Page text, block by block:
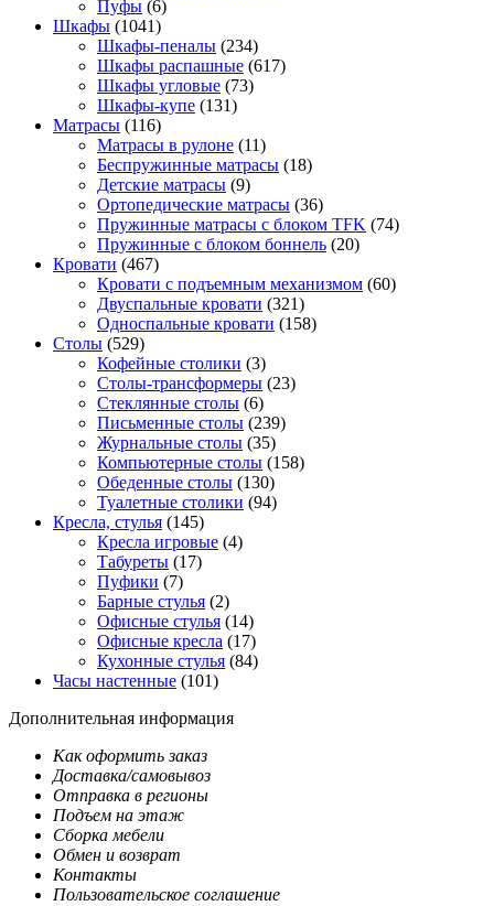
Пуфы (6)
Шкафы (1041)
Шкафы-пеналы (234)
Шкафы распашные (617)
Шкафы угловые (73)
Шкафы-купе (131)
Матрасы (116)
Матрасы в рулоне (11)
Беспружинные матрасы (18)
Детские матрасы (9)
Ортопедические матрасы (36)
Пружинные матрасы с блоком TFK (74)
Пружинные с блоком боннель (20)
Кровати (467)
Кровати с подъемным механизмом (60)
Двуспальные кровати (321)
Односпальные кровати (158)
Столы (529)
Кофейные столики (3)
Столы-трансформеры (23)
Стеклянные столы (6)
Письменные столы (239)
Журнальные столы (35)
Компьютерные столы (158)
Обеденные столы (130)
Туалетные столики (94)
Кресла, стулья (145)
Кресла игровые (4)
Табуреты (17)
Пуфики (7)
Барные стулья (2)
Офисные стулья (14)
Офисные кресла (17)
Кухонные стулья (84)
Часы настенные (101)
Дополнительная информация
Как оформить заказ
Доставка/самовывоз
Отправка в регионы
Подъем на этаж
Сборка мебели
Обмен и возврат
Контакты
Пользовательское соглашение